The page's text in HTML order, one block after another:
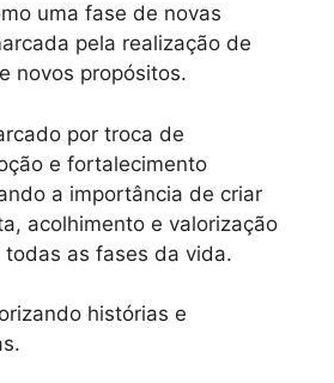
uma fase de novas
pela realização de
novos propósitos.
por troca de
e fortalecimento
a importância de criar
acolhimento e valorização
todas as fases da vida.
histórias e